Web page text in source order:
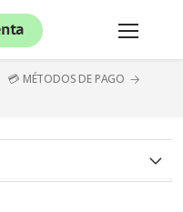
💳 MÉTODOS DE PAGO